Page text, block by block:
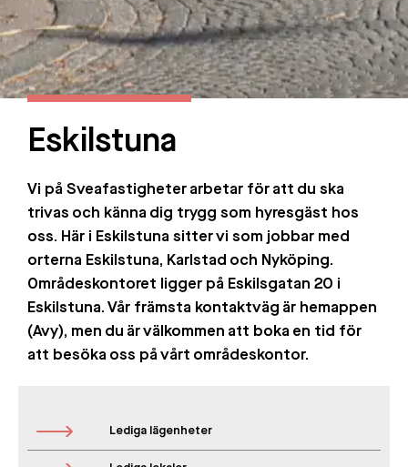
Eskilstuna
Vi på Sveafastigheter arbetar för att du ska
trivas och känna dig trygg som hyresgäst hos
oss. Här i Eskilstuna sitter vi som jobbar med
orterna Eskilstuna, Karlstad och Nyköping.
Områdeskontoret ligger på Eskilsgatan 20 i
Eskilstuna. Vår främsta kontaktväg är hemappen
(Avy), men du är välkommen att boka en tid för
att besöka oss på vårt områdeskontor.
Lediga lägenheter